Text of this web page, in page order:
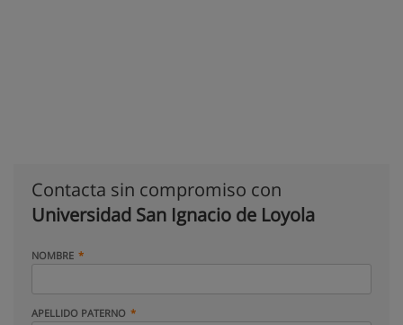
Contacta sin compromiso con
Universidad San Ignacio de Loyola
NOMBRE
APELLIDO PATERNO